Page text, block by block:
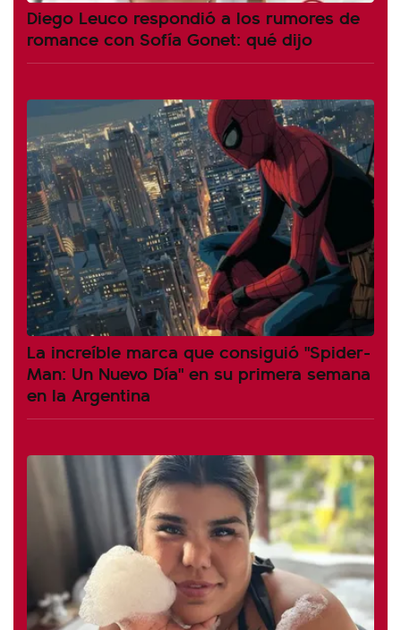
Diego Leuco respondió a los rumores de
romance con Sofía Gonet: qué dijo
La increíble marca que consiguió "Spider-
Man: Un Nuevo Día" en su primera semana
en la Argentina